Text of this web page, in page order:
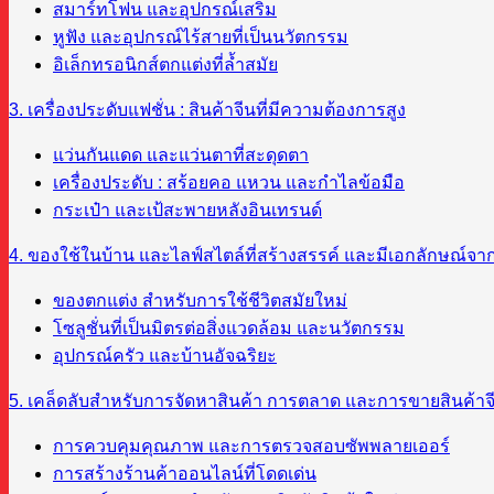
สมาร์ทโฟน และอุปกรณ์เสริม
หูฟัง และอุปกรณ์ไร้สายที่เป็นนวัตกรรม
อิเล็กทรอนิกส์ตกแต่งที่ล้ำสมัย
3. เครื่องประดับแฟชั่น : สินค้าจีนที่มีความต้องการสูง
แว่นกันแดด และแว่นตาที่สะดุดตา
เครื่องประดับ : สร้อยคอ แหวน และกำไลข้อมือ
กระเป๋า และเป้สะพายหลังอินเทรนด์
4. ของใช้ในบ้าน และไลฟ์สไตล์ที่สร้างสรรค์ และมีเอกลักษณ์จา
ของตกแต่ง สำหรับการใช้ชีวิตสมัยใหม่
โซลูชั่นที่เป็นมิตรต่อสิ่งแวดล้อม และนวัตกรรม
อุปกรณ์ครัว และบ้านอัจฉริยะ
5. เคล็ดลับสำหรับการจัดหาสินค้า การตลาด และการขายสินค้า
การควบคุมคุณภาพ และการตรวจสอบซัพพลายเออร์
การสร้างร้านค้าออนไลน์ที่โดดเด่น